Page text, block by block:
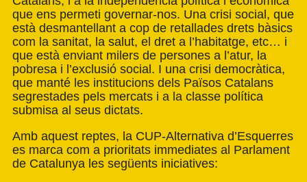
que ens permeti governar-nos. Una crisi social, que
està desmantellant a cop de retallades drets bàsics
com la sanitat, la salut, el dret a l’habitatge, etc… i
que està enviant milers de persones a l’atur, la
pobresa i l’exclusió social. I una crisi democràtica,
que manté les institucions dels Països Catalans
segrestades pels mercats i a la classe política
submisa al seus dictats.
Amb aquest reptes, la CUP-Alternativa d’Esquerres
es marca com a prioritats immediates al Parlament
de Catalunya les següents iniciatives: